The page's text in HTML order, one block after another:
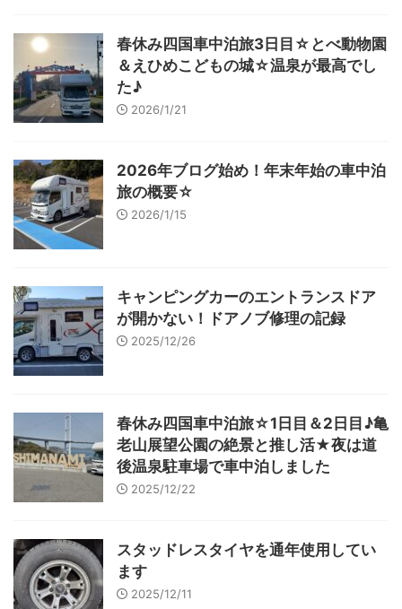
春休み四国車中泊旅3日目☆とべ動物園
＆えひめこどもの城☆温泉が最高でし
た♪
2026/1/21
2026年ブログ始め！年末年始の車中泊
旅の概要☆
2026/1/15
キャンピングカーのエントランスドア
が開かない！ドアノブ修理の記録
2025/12/26
春休み四国車中泊旅☆1日目＆2日目♪亀
老山展望公園の絶景と推し活★夜は道
後温泉駐車場で車中泊しました
2025/12/22
スタッドレスタイヤを通年使用してい
ます
2025/12/11